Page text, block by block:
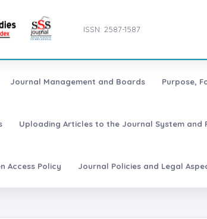
ISSN: 2587-1587
Journal Management and Boards Purpose,
Uploading Articles to the Journal System and
Access Policy Journal Policies and Legal